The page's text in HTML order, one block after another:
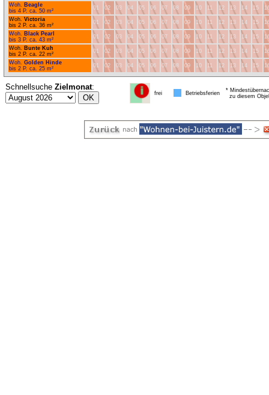
Woh. Beagle
bis 4 P. ca. 50 m²
01 02 03 04 05 06 07 08 09 10 11 12 13 14 15
Woh. Victoria
bis 2 P. ca. 36 m²
01 02 03 04 05 06 07 08 09 10 11 12 13 14 15
Woh. Black Pearl
bis 3 P. ca. 43 m²
01 02 03 04 05 06 07 08 09 10 11 12 13 14 15
Woh. Bunte Kuh
bis 2 P. ca. 22 m²
01 02 03 04 05 06 07 08 09 10 11 12 13 14 15
Woh. Golden Hinde
bis 2 P. ca. 25 m²
01 02 03 04 05 06 07 08 09 10 11 12 13 14 15
Schnellsuche Zielmonat:
frei Betriebsferien
*
zu diesem